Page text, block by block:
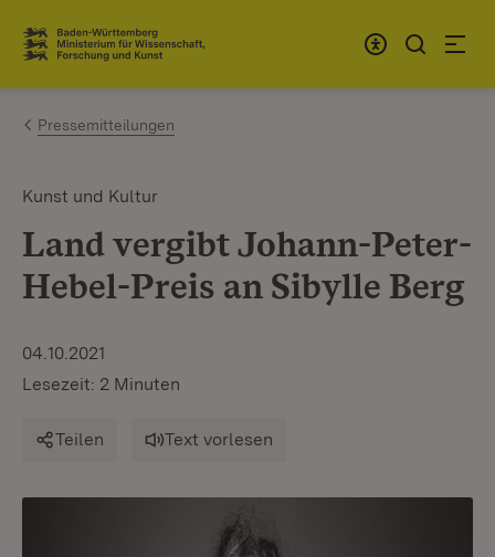
Zum Inhalt springen
Link zur Startseite
Pressemitteilungen
Kunst und Kultur
Land vergibt Johann-Peter-
Hebel-Preis an Sibylle Berg
04.10.2021
Lesezeit: 2 Minuten
Teilen Text vorlesen